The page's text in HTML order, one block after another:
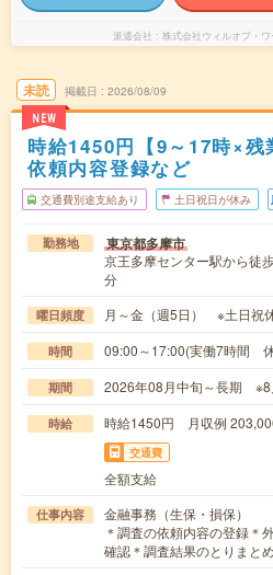
派遣会社 株式会社ウィルオブ・
未読
NEW
掲載日 2026/08/09
時給1450円【9～17時×残
依頼内容登録など
交通費別途支給あり 土日祝日が休み
勤務地 東京都多摩市
京王多摩センター駅から徒
分
曜日頻度 月～金（週5日） ※土日祝
時間 09:00～17:00(実働7時間
期間 2026年08月中旬～長期 ※8
時給 時給1450円 月収例
交通費
全額支給
仕事内容
金融事務（生保・損保）
＊調査の依頼内容の登録＊
確認＊調査結果のとりまと